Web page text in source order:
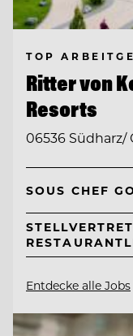
TOP
Ritter von
Resorts
06536 Südharz/
SOUS CHEF
Entdecke alle Jobs